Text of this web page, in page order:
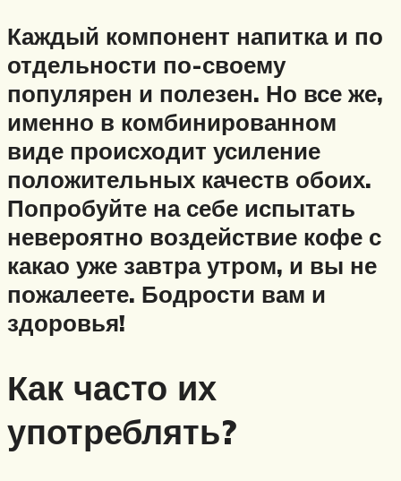
Каждый компонент напитка и по
отдельности по-своему
популярен и полезен. Но все же,
именно в комбинированном
виде происходит усиление
положительных качеств обоих.
Попробуйте на себе испытать
невероятно воздействие кофе с
какао уже завтра утром, и вы не
пожалеете. Бодрости вам и
здоровья!
Как часто их
употреблять?